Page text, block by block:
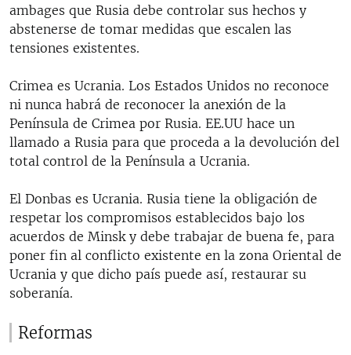
ambages que Rusia debe controlar sus hechos y
abstenerse de tomar medidas que escalen las
tensiones existentes.
Crimea es Ucrania. Los Estados Unidos no reconoce
ni nunca habrá de reconocer la anexión de la
Península de Crimea por Rusia. EE.UU hace un
llamado a Rusia para que proceda a la devolución del
total control de la Península a Ucrania.
El Donbas es Ucrania. Rusia tiene la obligación de
respetar los compromisos establecidos bajo los
acuerdos de Minsk y debe trabajar de buena fe, para
poner fin al conflicto existente en la zona Oriental de
Ucrania y que dicho país puede así, restaurar su
soberanía.
Reformas